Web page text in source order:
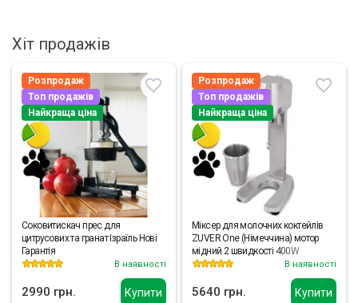
Хіт продажів
Купити
Розпродаж
Топ продажів
Найкраща ціна
Соковитискач прес для
цитрусових та гранат Ізраїль Нові
Гарантія
В наявності
2990 грн. Купити
Розпродаж
Топ продажів
Найкраща ціна
Міксер для молочних коктейлів
ZUVER One (Німеччина) мотор
мідний 2 швидкості 400W
В наявності
5640 грн.